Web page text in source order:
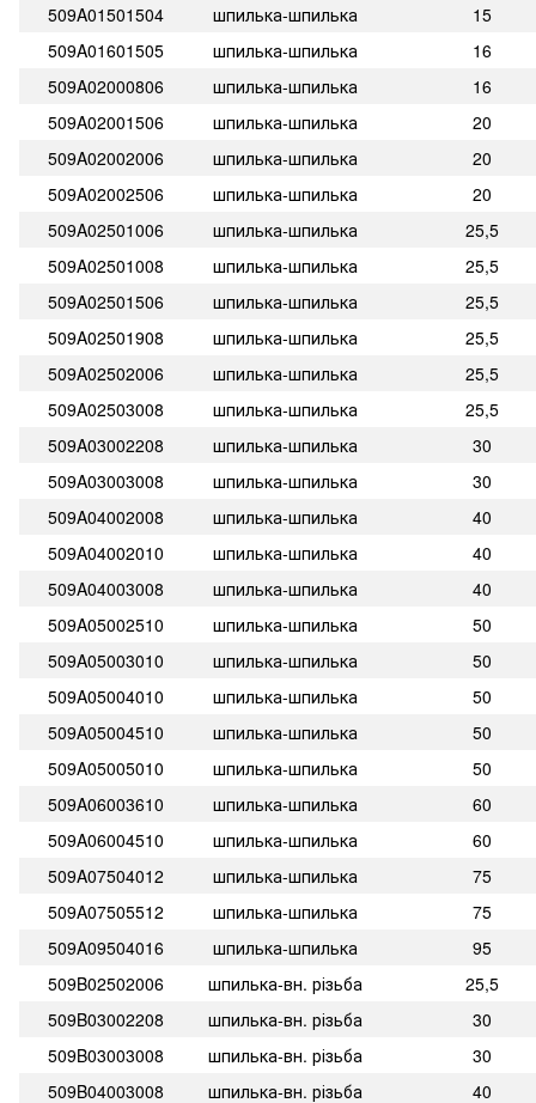
509A01501504 шпилька-шпилька
15
509A01601505
шпилька-шпилька
16
509A02000806
шпилька-шпилька
16
509A02001506
шпилька-шпилька
20
509A02002006
шпилька-шпилька
20
509A02002506
шпилька-шпилька
20
509A02501006
шпилька-шпилька
25,5
509A02501008
шпилька-шпилька
25,5
509A02501506
шпилька-шпилька
25,5
509A02501908
шпилька-шпилька
25,5
509A02502006
шпилька-шпилька
25,5
509A02503008
шпилька-шпилька
25,5
509A03002208
шпилька-шпилька
30
509A03003008
шпилька-шпилька
30
509A04002008
шпилька-шпилька
40
509A04002010
шпилька-шпилька
40
509A04003008
шпилька-шпилька
40
509A05002510
шпилька-шпилька
50
509A05003010
шпилька-шпилька
50
509A05004010
шпилька-шпилька
50
509A05004510
шпилька-шпилька
50
509A05005010
шпилька-шпилька
50
509A06003610
шпилька-шпилька
60
509A06004510
шпилька-шпилька
60
509A07504012
шпилька-шпилька
75
509A07505512
шпилька-шпилька
75
509A09504016
шпилька-шпилька
95
509B02502006
шпилька-вн. різьба
25,5
509B03002208
шпилька-вн. різьба
30
509B03003008
шпилька-вн. різьба
30
509B04003008
шпилька-вн. різьба 40